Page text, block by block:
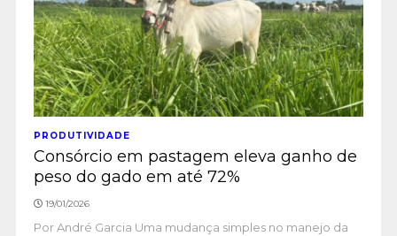
PRODUTIVIDADE
Consórcio em pastagem eleva ganho de
peso do gado em até 72%
19/01/2026
Por André Garcia Uma mudança simples no manejo da